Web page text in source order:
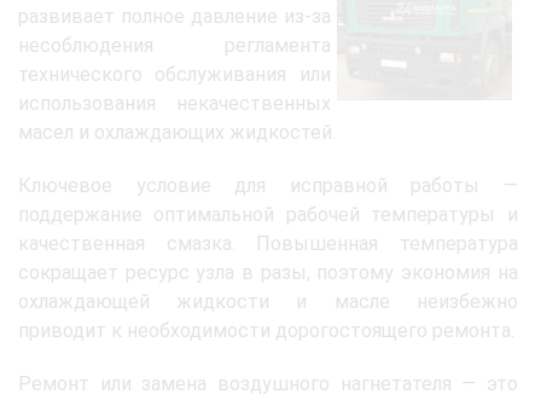
развивает полное давление из-за
несоблюдения регламента
технического обслуживания или
использования некачественных
масел и охлаждающих жидкостей.
Ключевое условие для исправной работы —
поддержание оптимальной рабочей температуры и
качественная смазка. Повышенная температура
сокращает ресурс узла в разы, поэтому экономия на
охлаждающей жидкости и масле неизбежно
приводит к необходимости дорогостоящего ремонта.
Ремонт или замена воздушного нагнетателя — это